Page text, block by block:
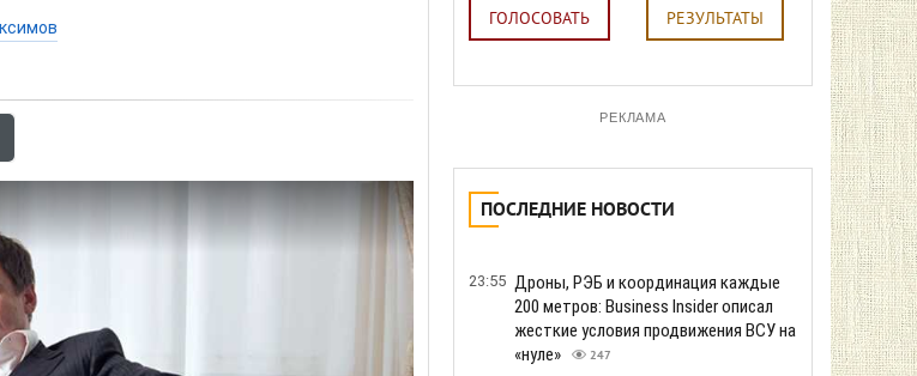
ГОЛОСОВАТЬ РЕЗУЛЬТАТЫ
РЕКЛАМА
ПОСЛЕДНИЕ НОВОСТИ
23:55 Дроны, РЭБ и координация каждые
200 метров: Business Insider описал
жесткие условия продвижения ВСУ на
«нуле»
247